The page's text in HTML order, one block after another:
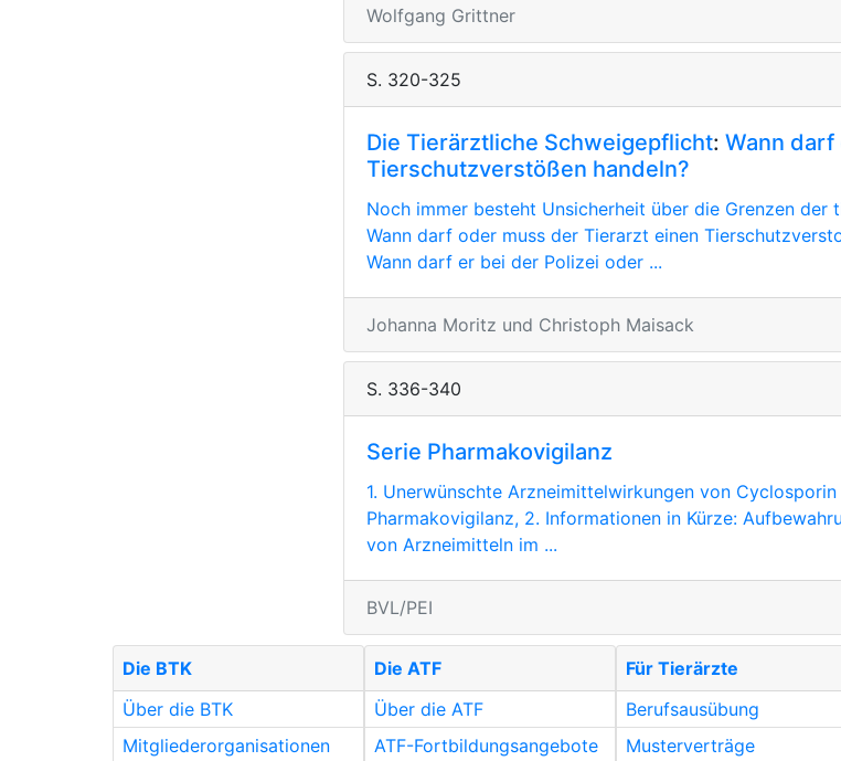
Wolfgang Grittner
S. 320-325
Die Tierärztliche Schweigepflicht: Wann
Tierschutzverstößen handeln?
Noch immer besteht Unsicherheit über die Grenzen der
Wann darf oder muss der Tierarzt einen
Wann darf er bei der Polizei oder ...
Johanna Moritz und Christoph Maisack
S. 336-340
Serie Pharmakovigilanz
1. Unerwünschte Arzneimittelwirkungen von
Pharmakovigilanz, 2. Informationen in Kürze:
von Arzneimitteln im ...
BVL/PEI
Die BTK
Über die BTK
Mitgliederorganisationen
Die ATF
Über die ATF
ATF-Fortbildungsangebote
Für Tierärzte
Berufsausübung
Musterverträge